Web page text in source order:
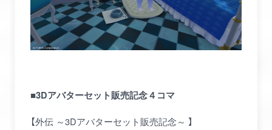
■3Dアバターセット販売記念４コマ
【外伝 ～3Dアバターセット販売記念～ 】